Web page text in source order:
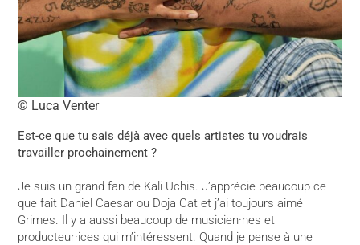
© Luca Venter
Est-ce que tu sais déjà avec quels artistes tu voudrais
travailler prochainement ?
Je suis un grand fan de Kali Uchis. J’apprécie beaucoup ce
que fait Daniel Caesar ou Doja Cat et j’ai toujours aimé
Grimes. Il y a aussi beaucoup de musicien·nes et
producteur·ices qui m’intéressent. Quand je pense à une